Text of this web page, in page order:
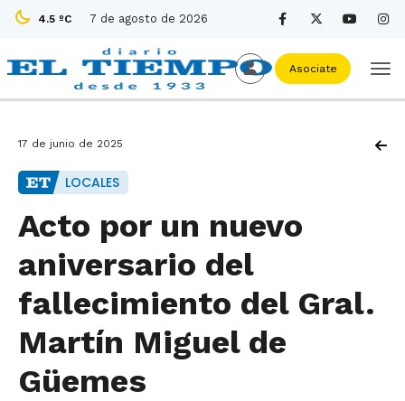
4.5 ºC 7 de agosto de 2026
Asociate
17 de junio de 2025
LOCALES
Acto por un nuevo
aniversario del
fallecimiento del Gral.
Martín Miguel de
Güemes